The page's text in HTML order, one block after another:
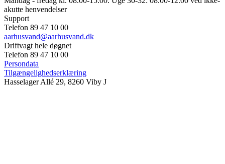
akutte henvendelser
Support
Telefon 89 47 10 00
aarhusvand@aarhusvand.dk
Driftvagt hele døgnet
Telefon 89 47 10 00
Persondata
Tilgængelighedserklæring
Hasselager Allé 29, 8260 Viby J